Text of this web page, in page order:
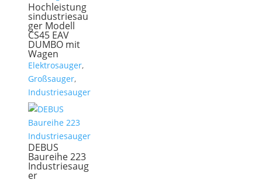
Hochleistung
sindustriesau
ger Modell
CS45 EAV
DUMBO mit
Wagen
Elektrosauger,
Großsauger,
Industriesauger
DEBUS
Baureihe 223
Industriesaug
er